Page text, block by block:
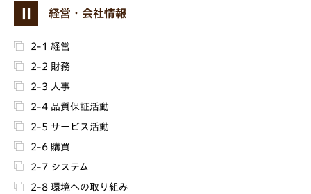
経営・会社情報
2-1 経営
2-2 財務
2-3 人事
2-4 品質保証活動
2-5 サービス活動
2-6 購買
2-7 システム
2-8 環境への取り組み